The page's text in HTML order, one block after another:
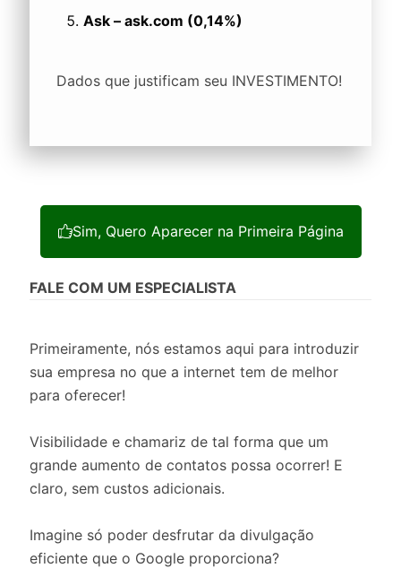
Ask – ask.com (0,14%)
Dados que justificam seu INVESTIMENTO!
Sim, Quero Aparecer na Primeira Página
FALE COM UM ESPECIALISTA
Primeiramente, nós estamos aqui para introduzir
sua empresa no que a internet tem de melhor
para oferecer!
Visibilidade e chamariz de tal forma que um
grande aumento de contatos possa ocorrer! E
claro, sem custos adicionais.
Imagine só poder desfrutar da divulgação
eficiente que o Google proporciona?